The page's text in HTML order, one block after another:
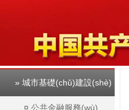
» 城市基礎(chǔ)建設(shè)
¤ 公共金融服務(wù)